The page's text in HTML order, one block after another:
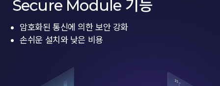
Secure Module 기능
암호화된 통신에 의한 보안 강화
손쉬운 설치와 낮은 비용